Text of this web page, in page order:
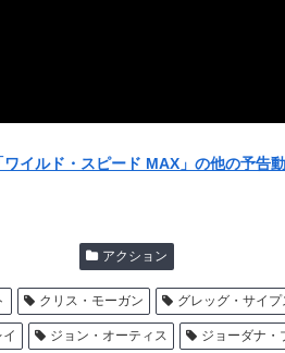
イルド・スピード MAX」の他の予告
アクション
クリス・モーガン グレッグ・サイプ
ジョン・オーティス ジョーダナ・